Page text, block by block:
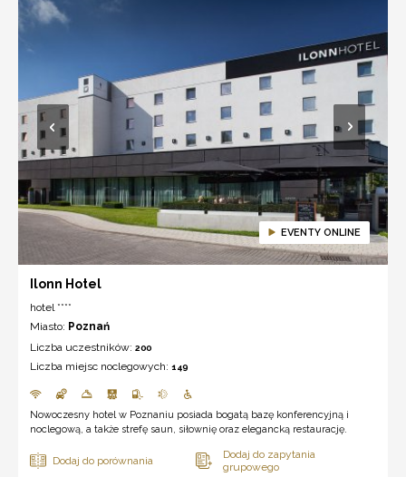
EVENTY ONLINE
Ilonn Hotel
hotel ****
Miasto: Poznań
Liczba uczestników: 200
Liczba miejsc noclegowych: 149
Nowoczesny hotel w Poznaniu posiada bogatą bazę konferencyjną i
noclegową, a także strefę saun, siłownię oraz elegancką restaurację.